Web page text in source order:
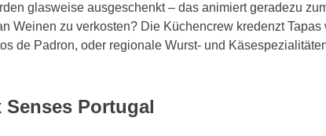
glasweise ausgeschenkt – das animiert geradezu
Weinen zu verkosten? Die Küchencrew kredenzt Tapas
de Padron, oder regionale Wurst- und
Portugal